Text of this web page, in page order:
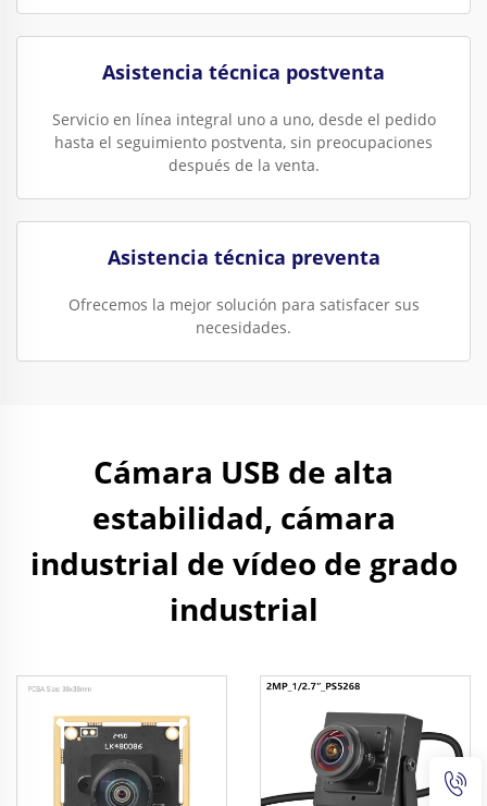
Asistencia técnica postventa
Servicio en línea integral uno a uno, desde el pedido
hasta el seguimiento postventa, sin preocupaciones
después de la venta.
Asistencia técnica preventa
Ofrecemos la mejor solución para satisfacer sus
necesidades.
Cámara USB de alta
estabilidad, cámara
industrial de vídeo de grado
industrial